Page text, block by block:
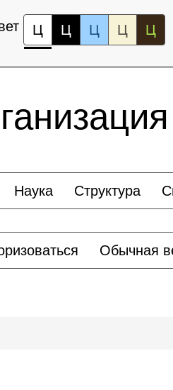
Ц Ц Ц Ц Ц
Наука Структура
Обычная